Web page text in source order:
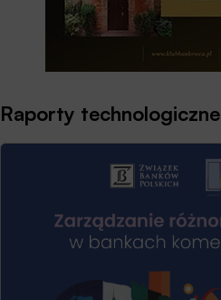
Raporty technologiczne